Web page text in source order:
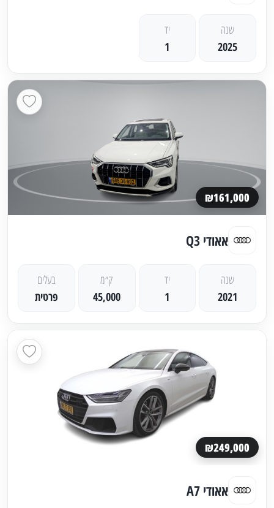
שנה
2025
יד
1
₪161,000
אאודי Q3
שנה
2021
יד
1
ק״מ
45,000
בעלים
פרטית
₪249,000
אאודי A7